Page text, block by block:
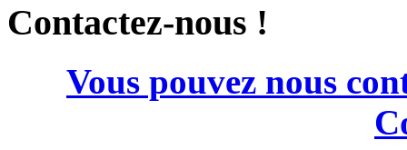
Contactez-nous !
Vous pouvez nous